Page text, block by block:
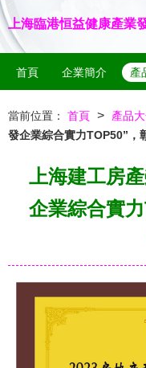
上海臨港恒益健康產業
首頁 企業簡介 產
當前位置： 首頁 > 產品
發企業綜合實力TOP50”，
上海建工房
企業綜合實